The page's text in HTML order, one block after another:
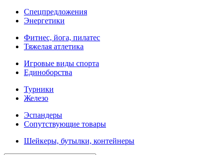
Спецпредложения
Энергетики
Фитнес, йога, пилатес
Тяжелая атлетика
Игровые виды спорта
Единоборства
Турники
Железо
Эспандеры
Сопутствующие товары
Шейкеры, бутылки, контейнеры